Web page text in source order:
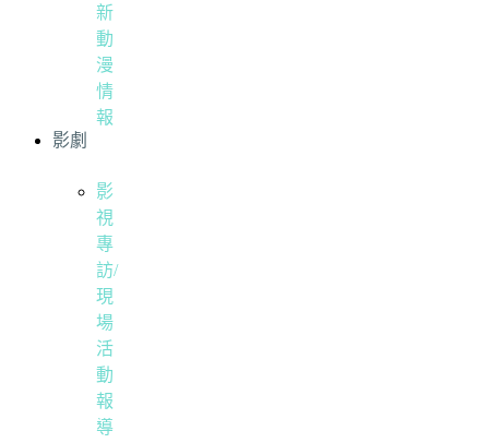
新
動
漫
情
報
影劇
影
視
專
訪/
現
場
活
動
報
導